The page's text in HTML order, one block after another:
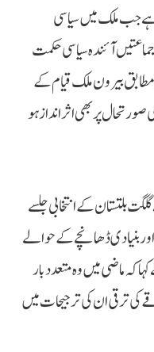
جب ملک میں سیاسی
آئندہ سیاسی حکمت
مطابق بیرون ملک قیام کے
پر بھی اثر انداز ہو
بلتستان کے انتخابی جلسے
بنیادی ڈھانچے کے حوالے
کہ ماضی میں وہ متعدد بار
کی ترقی ان کی ترجیحات میں